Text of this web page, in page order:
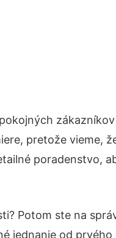
pretože vieme,
poradenstvo,
Potom ste na
jednanie od